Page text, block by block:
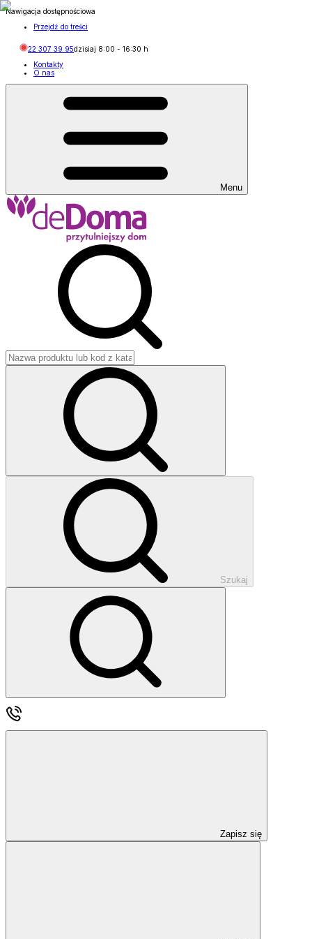
Nawigacja dostępnościowa
Przejdź do treści
22 307 39 95dzisiaj 8:00 - 16:30 h
Kontakty
O nas
Menu
Szukaj
Zapisz się